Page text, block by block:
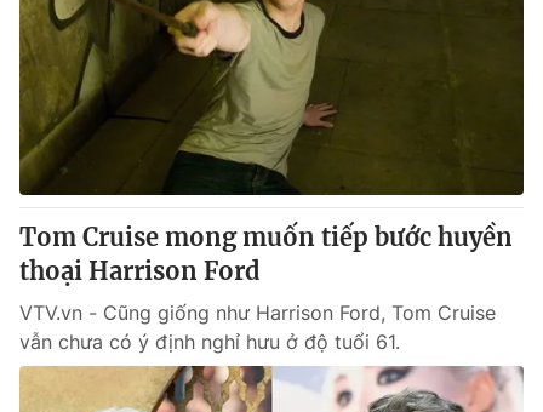
® Cấm sao chép dưới mọi hình thức nếu không có sự chấp
thuận bằng văn bản. Ghi rõ nguồn VTV.vn khi phát hành lại
thông tin từ website này.
Tom Cruise mong muốn tiếp bước huyền
thoại Harrison Ford
VTV.vn - Cũng giống như Harrison Ford, Tom Cruise
vẫn chưa có ý định nghỉ hưu ở độ tuổi 61.